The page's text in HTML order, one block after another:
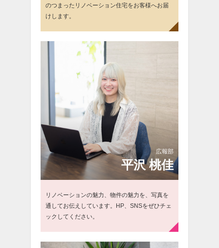
のつまったリノベーション住宅をお客様へお届
けします。
広報部
平沢 桃佳
リノベーションの魅力、物件の魅力を、写真を
通してお伝えしています。HP、SNSをぜひチェ
ックしてください。